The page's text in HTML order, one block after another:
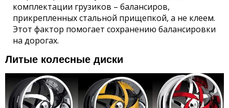
комплектации грузиков – балансиров,
прикрепленных стальной прищепкой, а не клеем.
Этот фактор помогает сохранению балансировки
на дорогах.
Литые колесные диски